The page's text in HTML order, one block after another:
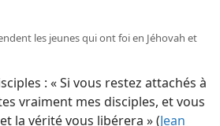
les jeunes qui ont foi en Jéhovah et
: « Si vous restez attachés à
vraiment mes disciples, et vous
la vérité vous libérera » (Jean